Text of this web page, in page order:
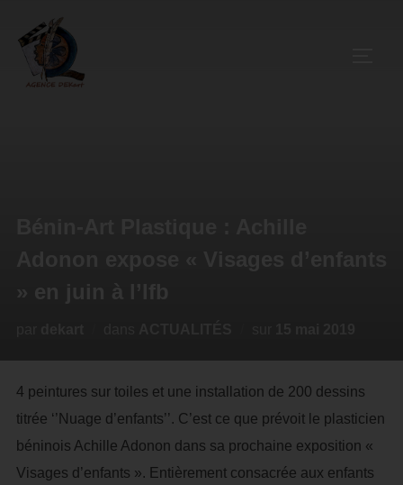
4 peintures sur toiles et une installation de 200 dessins
titrée ‘’Nuage d’enfants’’. C’est ce que prévoit le plasticien
béninois Achille Adonon dans sa prochaine exposition «
Visages d’enfants ». Entièrement consacrée aux enfants